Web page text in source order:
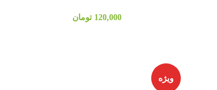
120,000 تومان
ویژه